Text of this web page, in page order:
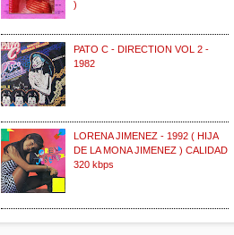
)
PATO C - DIRECTION VOL 2 -
1982
LORENA JIMENEZ - 1992 ( HIJA
DE LA MONA JIMENEZ ) CALIDAD
320 kbps